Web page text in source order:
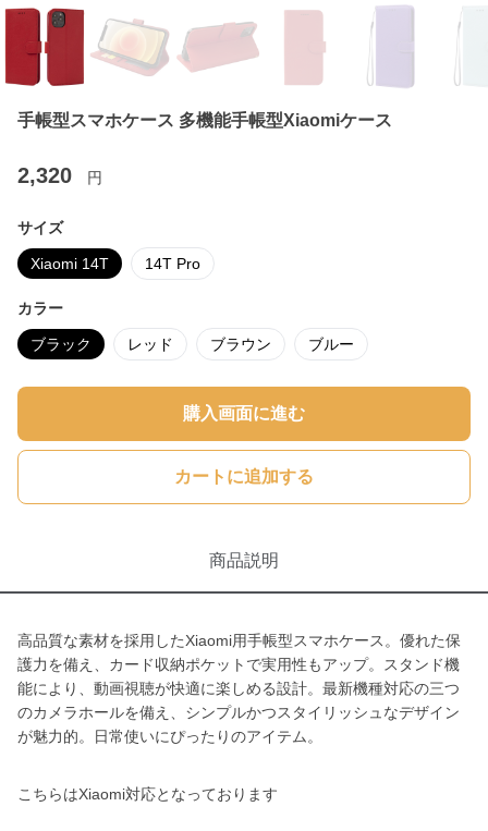
手帳型スマホケース 多機能手帳型Xiaomiケース
2,320 円
サイズ
Xiaomi 14T 14T Pro
カラー
ブラック レッド ブラウン ブルー
購入画面に進む
カートに追加する
商品説明
高品質な素材を採用したXiaomi用手帳型スマホケース。優れた保
護力を備え、カード収納ポケットで実用性もアップ。スタンド機
能により、動画視聴が快適に楽しめる設計。最新機種対応の三つ
のカメラホールを備え、シンプルかつスタイリッシュなデザイン
が魅力的。日常使いにぴったりのアイテム。
こちらはXiaomi対応となっております